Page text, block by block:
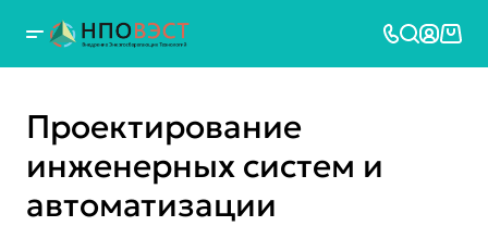
Проектирование
инженерных систем и
автоматизации